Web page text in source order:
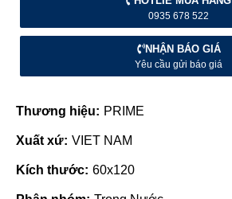
0935 678 522
NHẬN BÁO GIÁ
Yêu cầu gửi báo giá
Thương hiệu: PRIME
Xuất xứ: VIET NAM
Kích thước: 60x120